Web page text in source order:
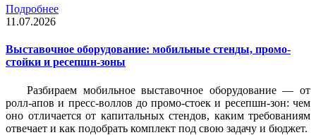
Подробнее
11.07.2026
Выставочное оборудование: мобильные стенды, промо-
стойки и ресепшн-зоны
Разбираем мобильное выставочное оборудование — от
ролл-апов и пресс-воллов до промо-стоек и ресепшн-зон: чем
оно отличается от капитальных стендов, каким требованиям
отвечает и как подобрать комплект под свою задачу и бюджет.